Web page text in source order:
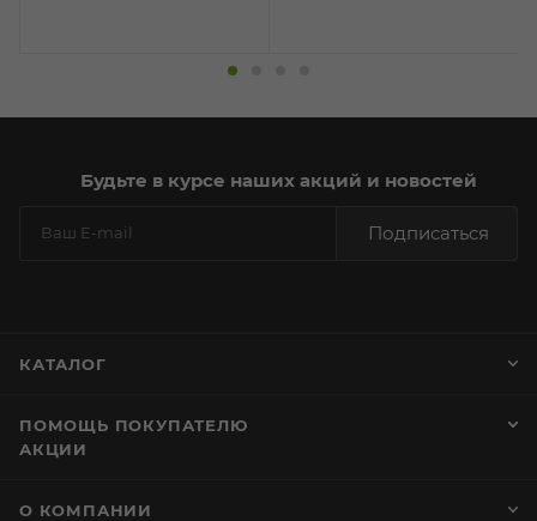
Будьте в курсе наших акций и новостей
Подписаться
КАТАЛОГ
ПОМОЩЬ ПОКУПАТЕЛЮ
АКЦИИ
О КОМПАНИИ